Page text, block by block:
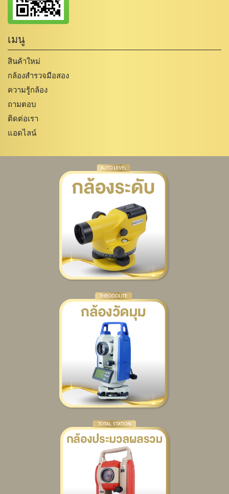
เมนู
สินค้าใหม่
กล้องสำรวจมือสอง
ความรู้กล้อง
ถามตอบ
ติดต่อเรา
แอดไลน์